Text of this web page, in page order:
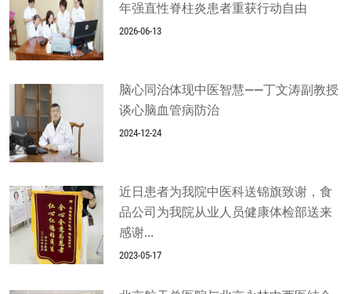
年强直性脊柱炎患者重获行动自由
2026-06-13
脑心同治体现中医智慧——丁文涛副教授
谈心脑血管病防治
2024-12-24
近日患者为我院中医科送锦旗致谢，食
品公司为我院从业人员健康体检部送来
感谢...
2023-05-17